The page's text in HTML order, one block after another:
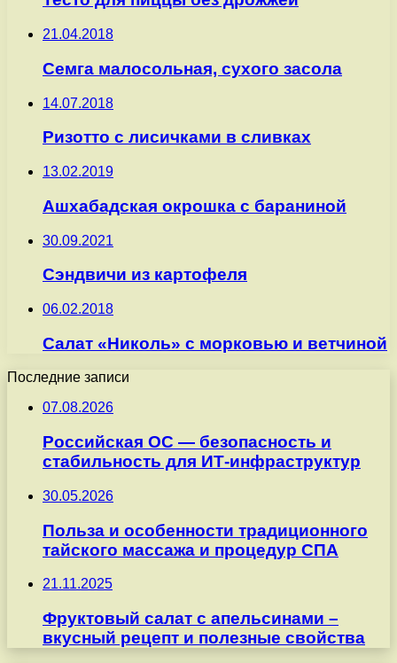
21.04.2018
Семга малосольная, сухого засола
14.07.2018
Ризотто с лисичками в сливках
13.02.2019
Ашхабадская окрошка с бараниной
30.09.2021
Сэндвичи из картофеля
06.02.2018
Салат «Николь» с морковью и ветчиной
Последние записи
07.08.2026
Российская ОС — безопасность и
стабильность для ИТ-инфраструктур
30.05.2026
Польза и особенности традиционного
тайского массажа и процедур СПА
21.11.2025
Фруктовый салат с апельсинами –
вкусный рецепт и полезные свойства